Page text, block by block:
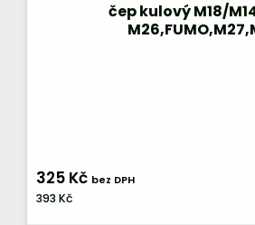
čep kulový M18/
325 Kč bez DPH
393 Kč